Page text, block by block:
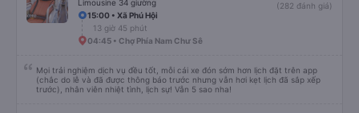
Limousine 34 giường
(282 đánh giá)
15:00 • Xã Phú Hội
13 giờ 45 phút
04:45 • Chợ Phía Nam Chư Sê
Mọi trải nghiệm dịch vụ đều tốt, mỗi cái xe đón sớm hơn lịch đặt trên app
(chắc do lễ và đã được thông báo trước nhưng vẫn hơi kẹt lịch đã sắp xếp
trước), nhân viên nhiệt tình, lịch sự! Vẫn 5 sao nha!